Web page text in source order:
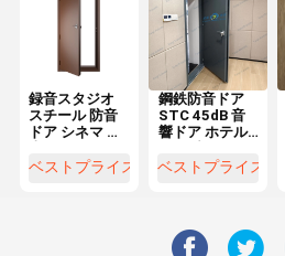
録音スタジオ
スチール 防音
ドア シネマ 防
ン
ベストプライス
鋼鉄防音ドア
STC 45dB 音
響ドア ホテル
ホームシアタ
ベストプライス